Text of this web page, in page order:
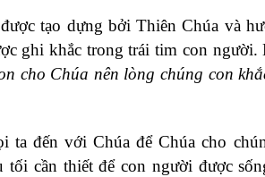
tạo dựng bởi Thiên Chúa và
ghi khắc trong trái tim con người.
cho Chúa nên lòng chúng con
ta đến với Chúa để Chúa cho
cần thiết để con người được